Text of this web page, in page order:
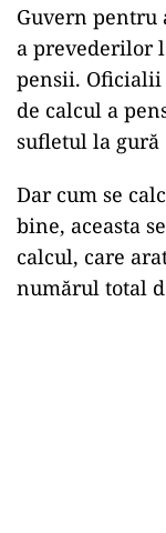
Guvern pentru
a prevederilor
pensii. Oficialii
de calcul a
sufletul la
Dar cum se
bine, aceasta
calcul, care
numărul total